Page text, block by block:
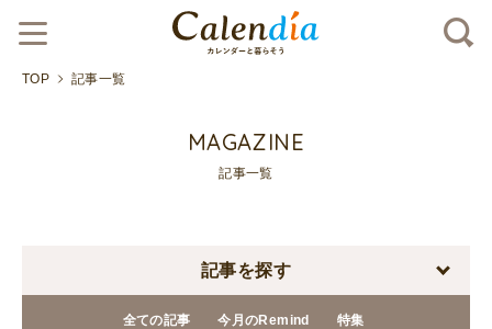
TOP 記事一覧
MAGAZINE
記事一覧
記事を探す
全ての記事 今月のRemind 特集